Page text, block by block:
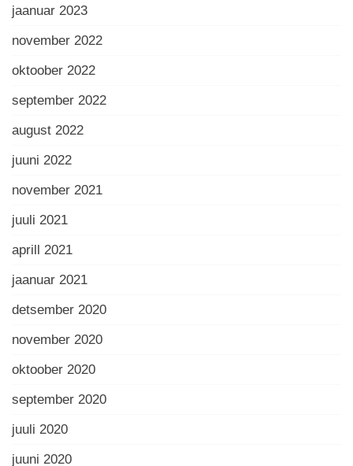
jaanuar 2023
november 2022
oktoober 2022
september 2022
august 2022
juuni 2022
november 2021
juuli 2021
aprill 2021
jaanuar 2021
detsember 2020
november 2020
oktoober 2020
september 2020
juuli 2020
juuni 2020